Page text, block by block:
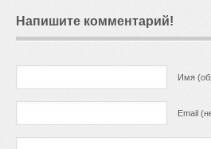
Напишите комментарий!
Имя
Email